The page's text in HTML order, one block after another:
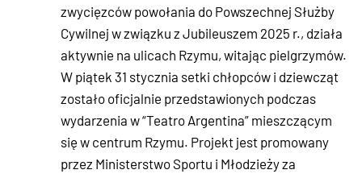
zwycięzców powołania do Powszechnej Służby
Cywilnej w związku z Jubileuszem 2025 r., działa
aktywnie na ulicach Rzymu, witając pielgrzymów.
W piątek 31 stycznia setki chłopców i dziewcząt
zostało oficjalnie przedstawionych podczas
wydarzenia w “Teatro Argentina” mieszczącym
się w centrum Rzymu. Projekt jest promowany
przez Ministerstwo Sportu i Młodzieży za